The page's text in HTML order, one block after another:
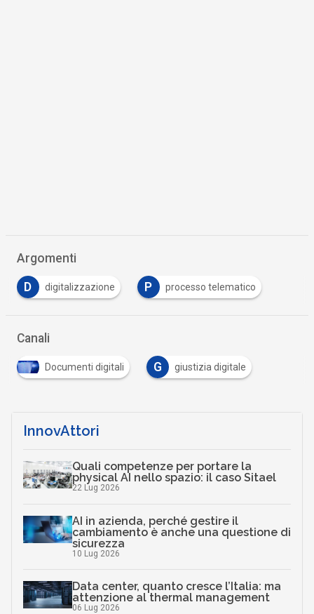
Argomenti
D digitalizzazione P processo telematico
Canali
Documenti digitali G giustizia digitale
InnovAttori
Quali competenze per portare la
physical AI nello spazio: il caso Sitael
22 Lug 2026
AI in azienda, perché gestire il
cambiamento è anche una questione di
sicurezza
10 Lug 2026
Data center, quanto cresce l’Italia: ma
attenzione al thermal management
06 Lug 2026